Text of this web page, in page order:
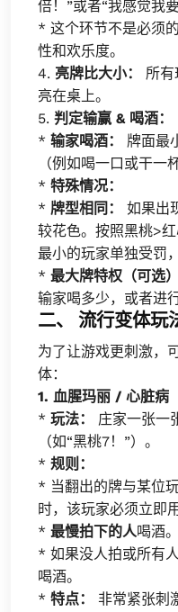
倍！”或者“我感觉我
* 这个环节不是必须
性和欢乐度。
4. 亮牌比大小：
所有
亮在桌上。
5. 判定输赢 & 喝酒：
* 输家喝酒：
牌面最
（例如喝一口或干一
* 特殊情况：
* 牌型相同：
如果出
较花色。按照黑桃>
最小的玩家单独受罚
* 最大牌特权（可选）
输家喝多少，或者进
二、 流行变体玩
为了让游戏更刺激，
体：
1. 血腥玛丽 / 心脏病
* 玩法：
庄家一张一
（如“黑桃7！”）。
* 规则：
* 当翻出的牌与某位
时，该玩家必须立即
* 最慢拍下的人喝酒。
* 如果没人拍或所有
喝酒。
* 特点：
非常紧张刺